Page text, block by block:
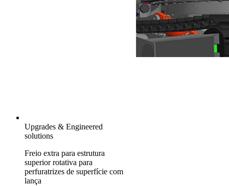
Upgrades & Engineered
solutions
Freio extra para estrutura
superior rotativa para
perfuratrizes de superfície com
lança